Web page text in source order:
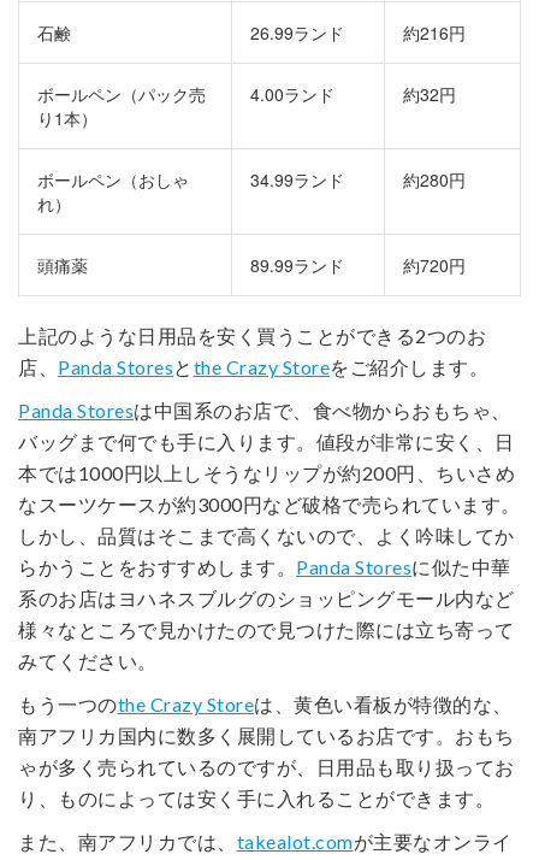
石鹸 26.99ランド 約216円
ボールペン（パック売
り1本）
4.00ランド 約32円
ボールペン（おしゃ
れ）
34.99ランド 約280円
頭痛薬 89.99ランド 約720円
上記のような日用品を安く買うことができる2つのお
店、 Panda Storesと the Crazy Storeをご紹介します。
Panda Storesは中国系のお店で、食べ物からおもちゃ、
バッグまで何でも手に入ります。値段が非常に安く、日
本では1000円以上しそうなリップが約200円、ちいさめ
なスーツケースが約3000円など破格で売られています。
しかし、品質はそこまで高くないので、よく吟味してか
らかうことをおすすめします。 Panda Storesに似た中華
系のお店はヨハネスブルグのショッピングモール内など
様々なところで見かけたので見つけた際には立ち寄って
みてください。
もう一つのthe Crazy Storeは、黄色い看板が特徴的な、
南アフリカ国内に数多く展開しているお店です。おもち
ゃが多く売られているのですが、日用品も取り扱ってお
り、ものによっては安く手に入れることができます。
また、南アフリカでは、 takealot.comが主要なオンライ